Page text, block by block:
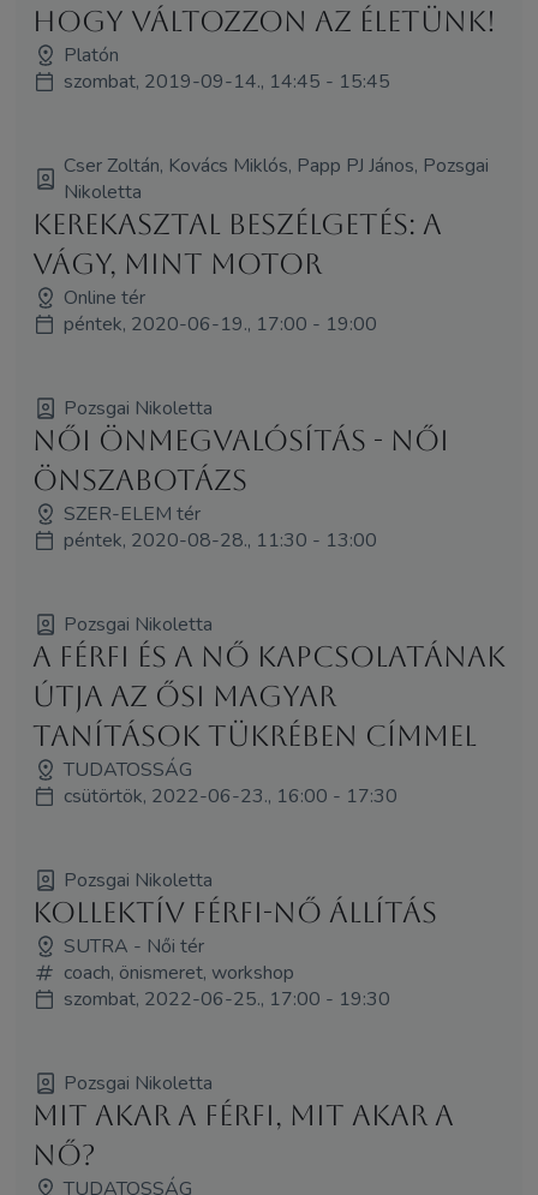
hogy változzon az életünk!
Platón
szombat, 2019-09-14., 14:45 - 15:45
Cser Zoltán, Kovács Miklós, Papp PJ János, Pozsgai
Nikoletta
Kerekasztal beszélgetés: A
vágy, mint motor
Online tér
péntek, 2020-06-19., 17:00 - 19:00
Pozsgai Nikoletta
Női önmegvalósítás - női
önszabotázs
SZER-ELEM tér
péntek, 2020-08-28., 11:30 - 13:00
Pozsgai Nikoletta
A Férfi és a Nő kapcsolatának
útja az ősi magyar
tanítások tükrében címmel
TUDATOSSÁG
csütörtök, 2022-06-23., 16:00 - 17:30
Pozsgai Nikoletta
Kollektív Férfi-Nő Állítás
SUTRA - Női tér
coach, önismeret, workshop
szombat, 2022-06-25., 17:00 - 19:30
Pozsgai Nikoletta
Mit akar a férfi, mit akar a
nő?
TUDATOSSÁG